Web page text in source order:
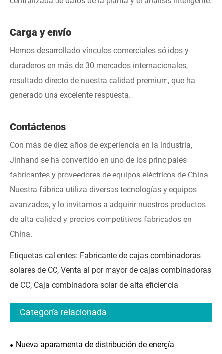
Carga y envío
Hemos desarrollado vínculos comerciales sólidos y
duraderos en más de 30 mercados internacionales,
resultado directo de nuestra calidad premium, que ha
generado una excelente respuesta.
Contáctenos
Con más de diez años de experiencia en la industria,
Jinhand se ha convertido en uno de los principales
fabricantes y proveedores de equipos eléctricos de China.
Nuestra fábrica utiliza diversas tecnologías y equipos
avanzados, y lo invitamos a adquirir nuestros productos
de alta calidad y precios competitivos fabricados en
China.
Etiquetas calientes: Fabricante de cajas combinadoras
solares de CC, Venta al por mayor de cajas combinadoras
de CC, Caja combinadora solar de alta eficiencia
Categoría relacionada
Nueva aparamenta de distribución de energía